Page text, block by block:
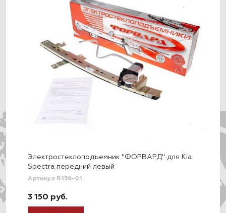
Электростеклоподъемник "ФОРВАРД" для Kia
Spectra передний левый
Артикул R158-01
3 150 руб.